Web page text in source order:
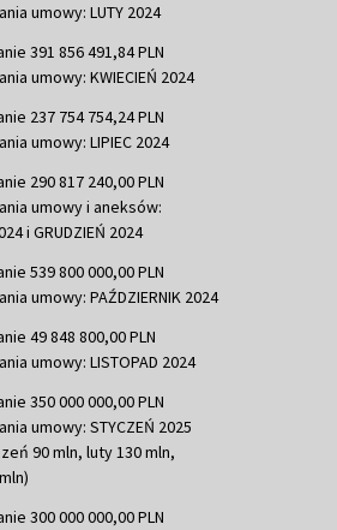
umowy: LUTY 2024
391 856 491,84 PLN
umowy: KWIECIEŃ 2024
237 754 754,24 PLN
umowy: LIPIEC 2024
290 817 240,00 PLN
umowy i aneksów:
i GRUDZIEŃ 2024
539 800 000,00 PLN
umowy: PAŹDZIERNIK 2024
49 848 800,00 PLN
umowy: LISTOPAD 2024
350 000 000,00 PLN
umowy: STYCZEŃ 2025
90 mln, luty 130 mln,
300 000 000,00 PLN